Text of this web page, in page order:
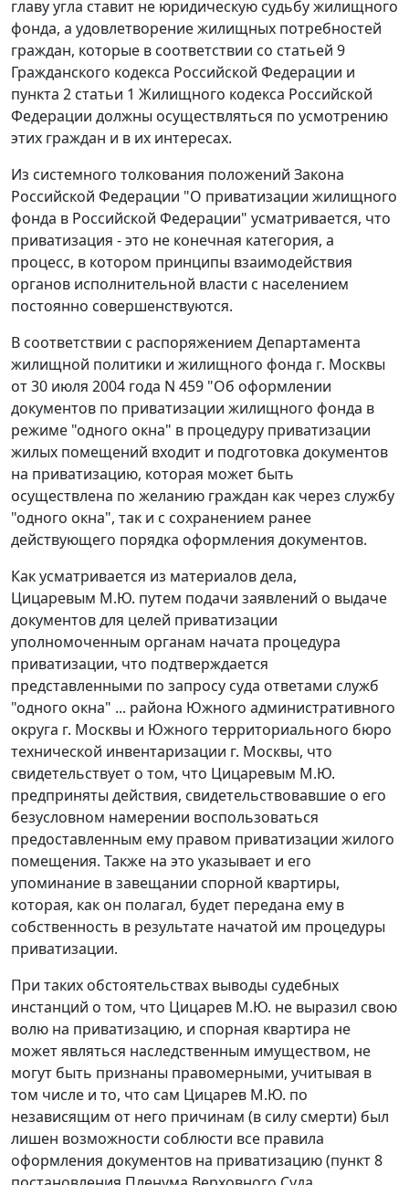
главу угла ставит не юридическую судьбу жилищного
фонда, а удовлетворение жилищных потребностей
граждан, которые в соответствии со статьей 9
Гражданского кодекса Российской Федерации и
пункта 2 статьи 1 Жилищного кодекса Российской
Федерации должны осуществляться по усмотрению
этих граждан и в их интересах.
Из системного толкования положений Закона
Российской Федерации "О приватизации жилищного
фонда в Российской Федерации" усматривается, что
приватизация - это не конечная категория, а
процесс, в котором принципы взаимодействия
органов исполнительной власти с населением
постоянно совершенствуются.
В соответствии с распоряжением Департамента
жилищной политики и жилищного фонда г. Москвы
от 30 июля 2004 года N 459 "Об оформлении
документов по приватизации жилищного фонда в
режиме "одного окна" в процедуру приватизации
жилых помещений входит и подготовка документов
на приватизацию, которая может быть
осуществлена по желанию граждан как через службу
"одного окна", так и с сохранением ранее
действующего порядка оформления документов.
Как усматривается из материалов дела,
Цицаревым М.Ю. путем подачи заявлений о выдаче
документов для целей приватизации
уполномоченным органам начата процедура
приватизации, что подтверждается
представленными по запросу суда ответами служб
"одного окна" ... района Южного административного
округа г. Москвы и Южного территориального бюро
технической инвентаризации г. Москвы, что
свидетельствует о том, что Цицаревым М.Ю.
предприняты действия, свидетельствовавшие о его
безусловном намерении воспользоваться
предоставленным ему правом приватизации жилого
помещения. Также на это указывает и его
упоминание в завещании спорной квартиры,
которая, как он полагал, будет передана ему в
собственность в результате начатой им процедуры
приватизации.
При таких обстоятельствах выводы судебных
инстанций о том, что Цицарев М.Ю. не выразил свою
волю на приватизацию, и спорная квартира не
может являться наследственным имуществом, не
могут быть признаны правомерными, учитывая в
том числе и то, что сам Цицарев М.Ю. по
независящим от него причинам (в силу смерти) был
лишен возможности соблюсти все правила
оформления документов на приватизацию (пункт 8